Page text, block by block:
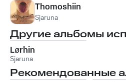
Thomoshiin
Sjaruna
Другие альбомы
Lørhin
Sjaruna
Рекомендованные